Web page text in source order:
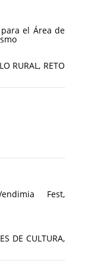
el Área de
RURAL, RETO
Fest,
DE CULTURA,